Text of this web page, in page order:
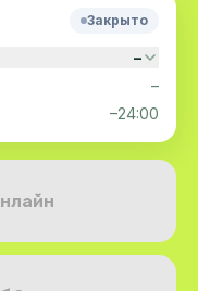
Закрыто
–
–
–24:00